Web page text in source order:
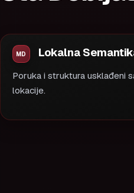
Lokalna
Poruka i struktura usklađeni
lokacije.